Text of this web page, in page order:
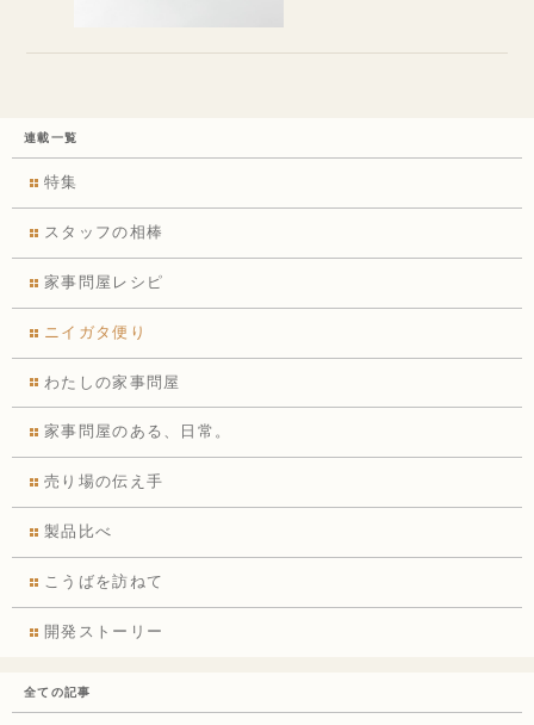
連載一覧
特集
スタッフの相棒
家事問屋レシピ
ニイガタ便り
わたしの家事問屋
家事問屋のある、日常。
売り場の伝え手
製品比べ
こうばを訪ねて
開発ストーリー
全ての記事